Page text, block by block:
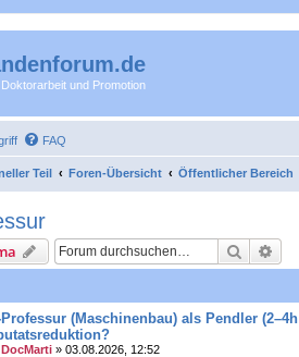
und Promotion
FAQ
Teil Foren-Übersicht Öffentlicher Bereich
Suche
Professur (Maschinenbau) als Pendler
DocMarti » 03.08.2026, 12:52